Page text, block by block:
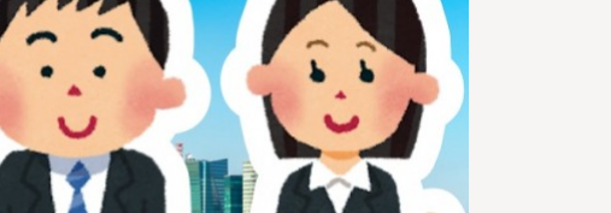
ใช่ใช่